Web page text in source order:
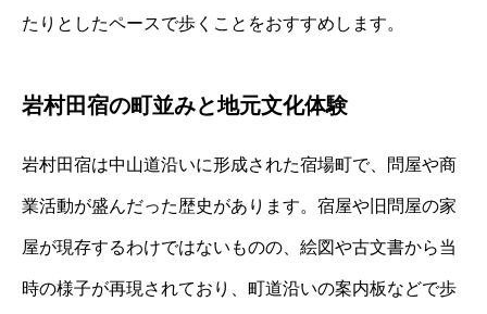
たりとしたペースで歩くことをおすすめします。
岩村田宿の町並みと地元文化体験
岩村田宿は中山道沿いに形成された宿場町で、問屋や商
業活動が盛んだった歴史があります。宿屋や旧問屋の家
屋が現存するわけではないものの、絵図や古文書から当
時の様子が再現されており、町道沿いの案内板などで歩